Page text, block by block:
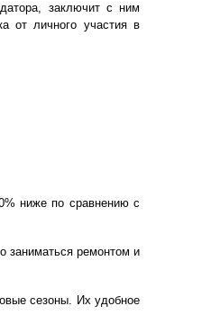
заключит с ним
от личного участия в
ниже по сравнению с
заниматься ремонтом и
сезоны. Их удобное